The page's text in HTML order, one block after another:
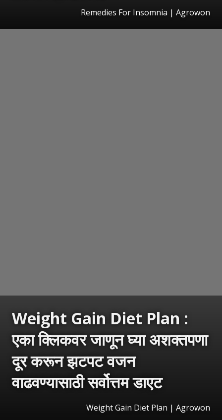
Remedies For Insomnia | Agrowon
Weight Gain Diet Plan :
एका क्लिकवर जाणून घ्या अशक्तपणा
दूर करून झटपट वजन
वाढवण्यासाठी सर्वोत्तम डाएट
Weight Gain Diet Plan | Agrowon